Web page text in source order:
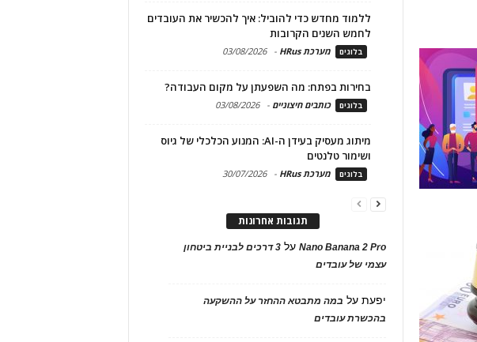
ללמוד מחדש כדי להוביל: איך להכשיר את העובדים
לחמש השנים הקרובות
בלוגים מערכת HRus -
03/08/2026
בחירות בפתח: מה השפעתן על מקום העבודה?
בלוגים כותבים חיצוניים -
03/08/2026
מיתוג מעסיק בעידן ה-AI: המנוע הכלכלי של גיוס
ושימור טלנטים
בלוגים מערכת HRus -
30/07/2026
תגובות אחרונות
Nano Banana 2 Proעל
3 דרכים לבניית ביטחון
עצמי של עובדים
יפעתעל במה מתבטא ההחזר על ההשקעה
בהכשרת עובדים